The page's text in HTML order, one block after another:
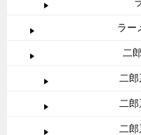
ラー
二
二
二
二